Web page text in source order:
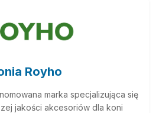
Royho
marka specjalizująca się
jakości akcesoriów dla koni